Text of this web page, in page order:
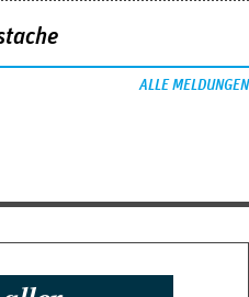
ALLE MELDUNGEN